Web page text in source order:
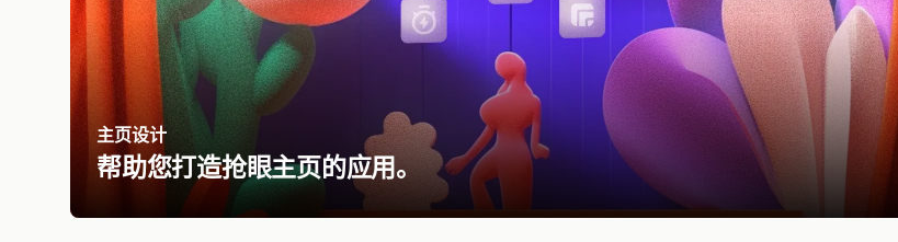
主页设计
帮助您打造抢眼主页的应用。